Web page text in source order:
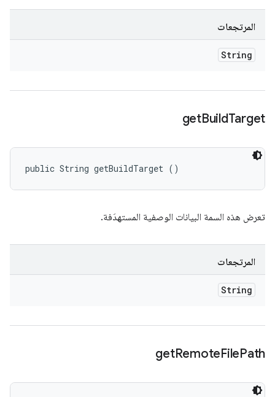
المرتجعات
String
getBuildTarget
public String getBuildTarget ()
تعرض هذه السمة البيانات الوصفية المستهدَفة.
المرتجعات
String
getRemoteFilePath